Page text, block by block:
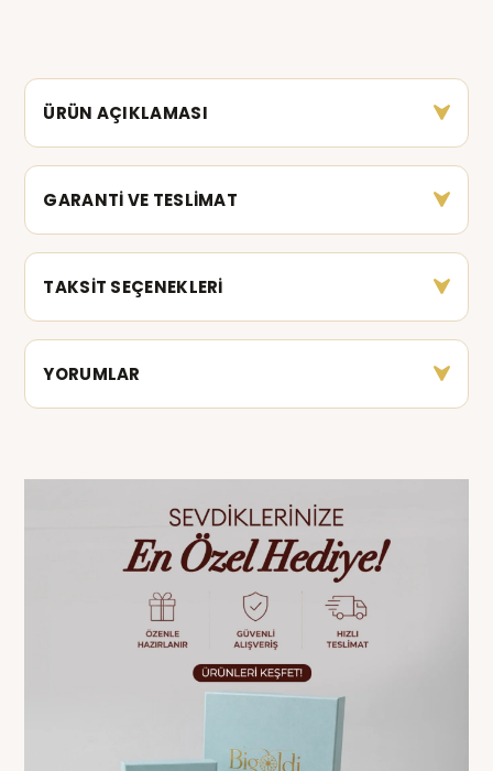
ÜRÜN AÇIKLAMASI
GARANTİ VE TESLİMAT
TAKSİT SEÇENEKLERİ
YORUMLAR